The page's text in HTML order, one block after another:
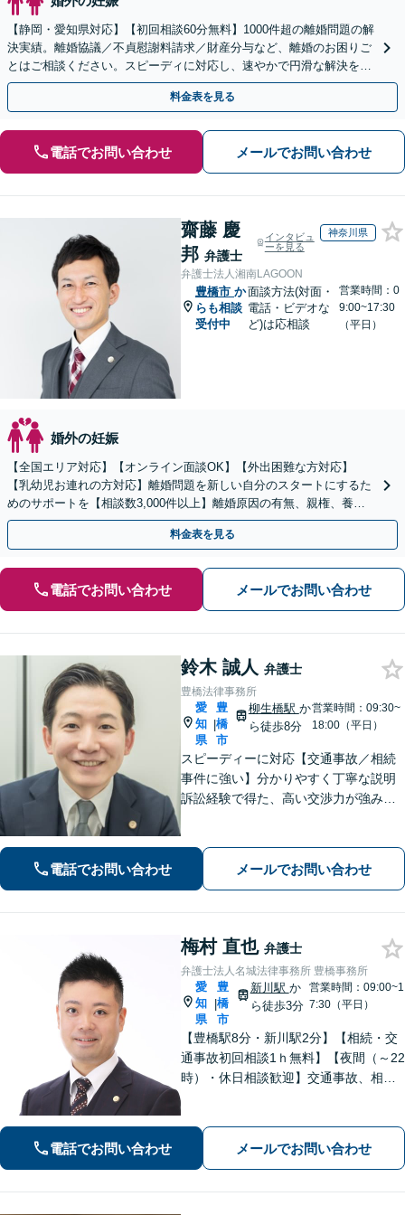
【静岡・愛知県対応】【初回相談60分無料】1000件超の離婚問題の解
決実績。離婚協議／不貞慰謝料請求／財産分与など、離婚のお困りご
とはご相談ください。スピーディに対応し、速やかで円滑な解決を目
指します【女性弁護士・男性弁護士どちらも所属】
料金表を見る
電話でお問い合わせ メールでお問い合わせ
齋藤 慶
邦 弁護士
インタビュ
ーを見る
神奈川県
弁護士法人湘南LAGOON
豊橋市 か
らも相談
受付中
面談方法(対面・
電話・ビデオな
ど)は応相談
営業時間：0
9:00~17:30
（平日）
婚外の妊娠
【全国エリア対応】【オンライン面談OK】【外出困難な方対応】
【乳幼児お連れの方対応】離婚問題を新しい自分のスタートにするた
めのサポートを【相談数3,000件以上】離婚原因の有無、親権、養育
費、財産分与、慰謝料請求【夜間・休日相談可】
料金表を見る
電話でお問い合わせ メールでお問い合わせ
鈴木 誠人 弁護士
豊橋法律事務所
愛
知
県
|
豊
橋
市
柳生橋駅 か
ら徒歩8分
営業時間：09:30~
18:00（平日）
スピーディーに対応【交通事故／相続
事件に強い】分かりやすく丁寧な説明
訴訟経験で得た、高い交渉力が強みで
います。完全個室
電話でお問い合わせ メールでお問い合わせ
梅村 直也 弁護士
弁護士法人名城法律事務所 豊橋事務所
愛
知
県
|
豊
橋
市
新川駅 か
ら徒歩3分
営業時間：09:00~1
7:30（平日）
【豊橋駅8分・新川駅2分】【相続・交
通事故初回相談1ｈ無料】【夜間（～22
時）・休日相談歓迎】交通事故、相
誠心誠意取り組みます。少しでもお悩
みがあれば、お気軽にご相談くださ
電話でお問い合わせ メールでお問い合わせ